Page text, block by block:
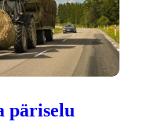
päriselu